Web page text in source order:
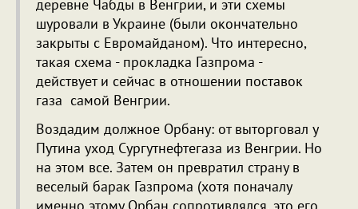
деревне Чабды в Венгрии, и эти схемы
шуровали в Украине (были окончательно
закрыты с Евромайданом). Что интересно,
такая схема - прокладка Газпрома -
действует и сейчас в отношении поставок
газа самой Венгрии.
Воздадим должное Орбану: от выторговал у
Путина уход Сургутнефтегаза из Венгрии. Но
на этом все. Затем он превратил страну в
веселый барак Газпрома (хотя поначалу
именно этому Орбан сопротивлялся, это его